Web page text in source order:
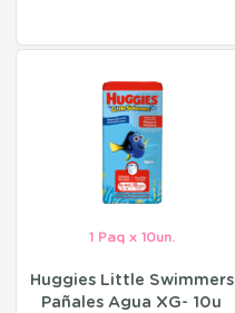
1 Paq x 10un.
Huggies Little Swimmers
Pañales Agua XG- 10u